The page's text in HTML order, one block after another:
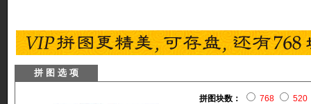
拼 图 选 项
拼图块数： 768
520